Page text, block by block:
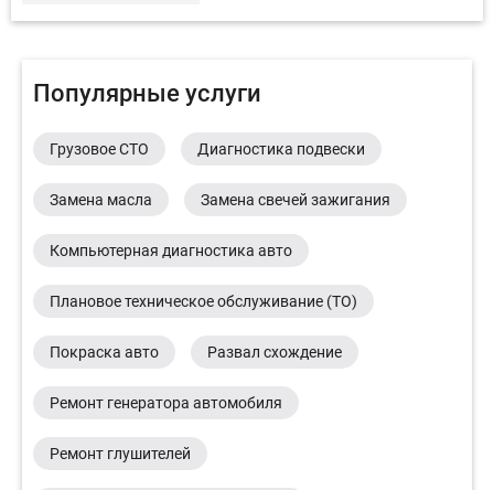
Популярные услуги
Грузовое СТО Диагностика подвески
Замена масла Замена свечей зажигания
Компьютерная диагностика авто
Плановое техническое обслуживание (ТО)
Покраска авто Развал схождение
Ремонт генератора автомобиля
Ремонт глушителей